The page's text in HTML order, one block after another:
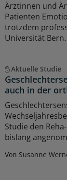
Ärztinnen und
Patienten
trotzdem
Universität Bern.
Aktuelle Studie
auch in der
Studie den
bislang
Von Susanne